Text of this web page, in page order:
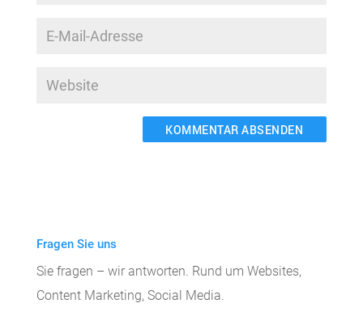
r
n
a
Fragen Sie uns
Sie fragen – wir antworten. Rund um Websites,
Content Marketing, Social Media.